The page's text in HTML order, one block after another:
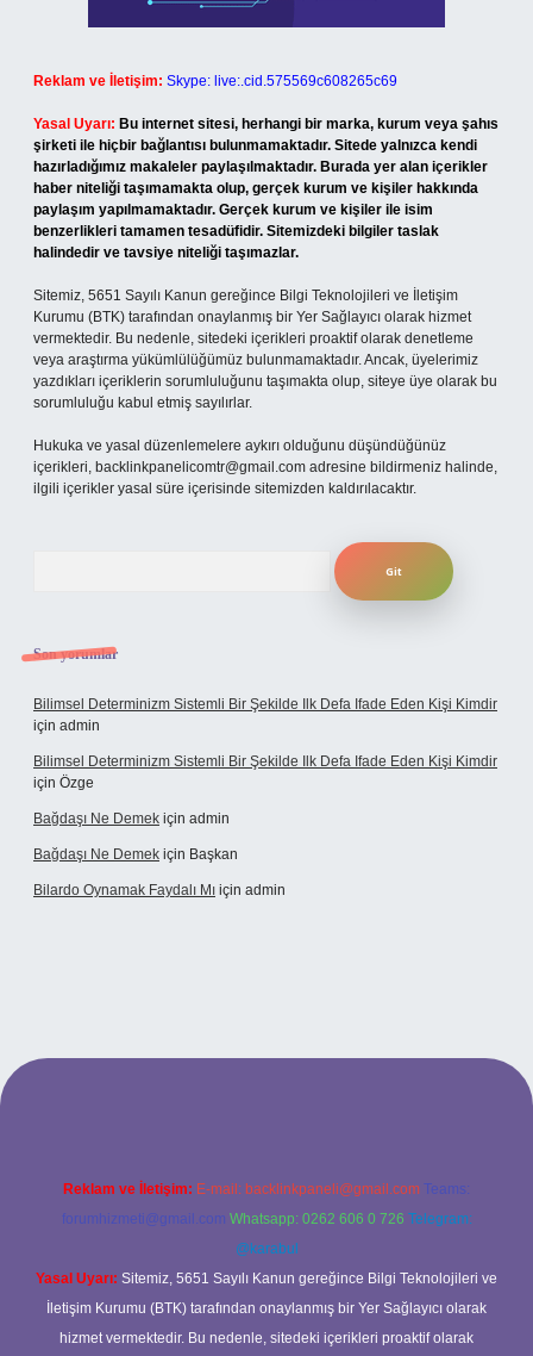
Reklam ve İletişim: Skype: live:.cid.575569c608265c69
Yasal Uyarı: Bu internet sitesi, herhangi bir marka, kurum veya şahıs
şirketi ile hiçbir bağlantısı bulunmamaktadır. Sitede yalnızca kendi
hazırladığımız makaleler paylaşılmaktadır. Burada yer alan içerikler
haber niteliği taşımamakta olup, gerçek kurum ve kişiler hakkında
paylaşım yapılmamaktadır. Gerçek kurum ve kişiler ile isim
benzerlikleri tamamen tesadüfidir. Sitemizdeki bilgiler taslak
halindedir ve tavsiye niteliği taşımazlar.
Sitemiz, 5651 Sayılı Kanun gereğince Bilgi Teknolojileri ve İletişim
Kurumu (BTK) tarafından onaylanmış bir Yer Sağlayıcı olarak hizmet
vermektedir. Bu nedenle, sitedeki içerikleri proaktif olarak denetleme
veya araştırma yükümlülüğümüz bulunmamaktadır. Ancak, üyelerimiz
yazdıkları içeriklerin sorumluluğunu taşımakta olup, siteye üye olarak bu
sorumluluğu kabul etmiş sayılırlar.
Hukuka ve yasal düzenlemelere aykırı olduğunu düşündüğünüz
içerikleri, backlinkpanelicomtr@gmail.com adresine bildirmeniz halinde,
ilgili içerikler yasal süre içerisinde sitemizden kaldırılacaktır.
Son yorumlar
Bilimsel Determinizm Sistemli Bir Şekilde Ilk Defa Ifade Eden Kişi Kimdir
için admin
Bilimsel Determinizm Sistemli Bir Şekilde Ilk Defa Ifade Eden Kişi Kimdir
için Özge
Bağdaşı Ne Demek için admin
Bağdaşı Ne Demek için Başkan
Bilardo Oynamak Faydalı Mı için admin
bahis sitesi
Reklam ve İletişim: E-mail: backlinkpaneli@gmail.com Teams:
forumhizmeti@gmail.com Whatsapp: 0262 606 0 726 Telegram:
@karabul
Yasal Uyarı: Sitemiz, 5651 Sayılı Kanun gereğince Bilgi Teknolojileri ve
İletişim Kurumu (BTK) tarafından onaylanmış bir Yer Sağlayıcı olarak
hizmet vermektedir. Bu nedenle, sitedeki içerikleri proaktif olarak